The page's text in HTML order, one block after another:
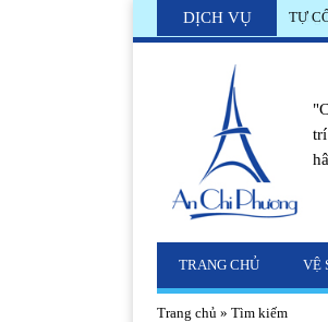
DỊCH VỤ Công
TRANG CHỦ VỆ
Trang chủ » Tìm kiếm